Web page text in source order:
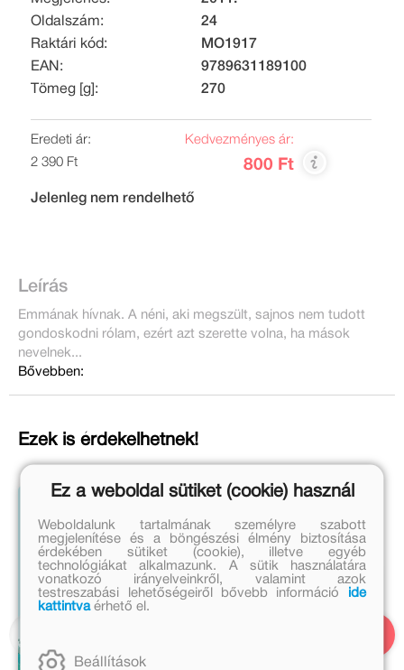
Oldalszám:
24
Raktári kód:
MO1917
EAN:
9789631189100
Tömeg [g]:
270
Eredeti ár:
2 390 Ft
Kedvezményes ár:
800 Ft
Jelenleg nem rendelhető
Leírás
Emmának hívnak. A néni, aki megszült, sajnos nem tudott
gondoskodni rólam, ezért azt szerette volna, ha mások
nevelnek...
Bővebben:
Ezek is érdekelhetnek!
Ez a weboldal sütiket (cookie) használ
Weboldalunk tartalmának személyre szabott
megjelenítése és a böngészési élmény biztosítása
érdekében sütiket (cookie), illetve egyéb
technológiákat alkalmazunk. A sütik használatára
vonatkozó irányelveinkről, valamint azok
testreszabási lehetőségeiről bővebb információ
ide
kattintvaérhető el.
Beállítások